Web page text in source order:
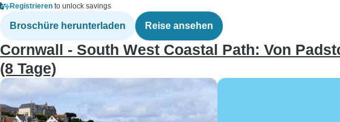
Registrieren to unlock savings
Broschüre herunterladen Reise ansehen
Cornwall - South West Coastal Path: Von
(8 Tage)